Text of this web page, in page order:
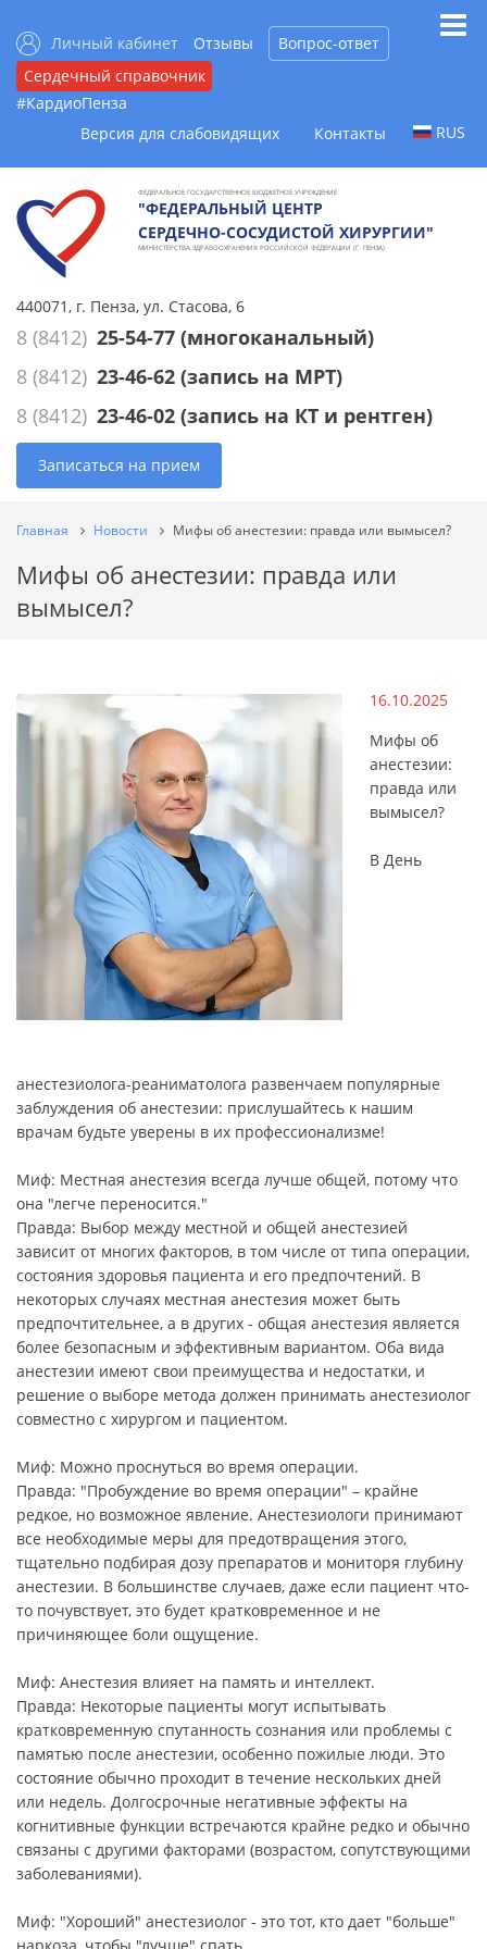
Личный кабинет Отзывы
Вопрос-ответ
Сердечный справочник
#КардиоПенза
Версия для слабовидящих
Контакты RUS
ФЕДЕРАЛЬНОЕ ГОСУДАРСТВЕННОЕ БЮДЖЕТНОЕ УЧРЕЖДЕНИЕ
"ФЕДЕРАЛЬНЫЙ ЦЕНТР
СЕРДЕЧНО-СОСУДИСТОЙ ХИРУРГИИ"
МИНИСТЕРСТВА ЗДРАВООХРАНЕНИЯ РОССИЙСКОЙ ФЕДЕРАЦИИ (Г. ПЕНЗА)
440071, г. Пенза, ул. Стасова, 6
8 (8412) 25-54-77 (многоканальный)
8 (8412) 23-46-62 (запись на МРТ)
8 (8412) 23-46-02 (запись на КТ и рентген)
Записаться на прием
Главная Новости Мифы об анестезии: правда или вымысел?
Мифы об анестезии: правда или
вымысел?
16.10.2025
Мифы об
анестезии:
правда или
вымысел?
В День
анестезиолога-реаниматолога развенчаем популярные
заблуждения об анестезии: прислушайтесь к нашим
врачам будьте уверены в их профессионализме!
Миф: Местная анестезия всегда лучше общей, потому что
она "легче переносится."
Правда: Выбор между местной и общей анестезией
зависит от многих факторов, в том числе от типа операции,
состояния здоровья пациента и его предпочтений. В
некоторых случаях местная анестезия может быть
предпочтительнее, а в других - общая анестезия является
более безопасным и эффективным вариантом. Оба вида
анестезии имеют свои преимущества и недостатки, и
решение о выборе метода должен принимать анестезиолог
совместно с хирургом и пациентом.
Миф: Можно проснуться во время операции.
Правда: "Пробуждение во время операции" – крайне
редкое, но возможное явление. Анестезиологи принимают
все необходимые меры для предотвращения этого,
тщательно подбирая дозу препаратов и мониторя глубину
анестезии. В большинстве случаев, даже если пациент что-
то почувствует, это будет кратковременное и не
причиняющее боли ощущение.
Миф: Анестезия влияет на память и интеллект.
Правда: Некоторые пациенты могут испытывать
кратковременную спутанность сознания или проблемы с
памятью после анестезии, особенно пожилые люди. Это
состояние обычно проходит в течение нескольких дней
или недель. Долгосрочные негативные эффекты на
когнитивные функции встречаются крайне редко и обычно
связаны с другими факторами (возрастом, сопутствующими
заболеваниями).
Миф: "Хороший" анестезиолог - это тот, кто дает "больше"